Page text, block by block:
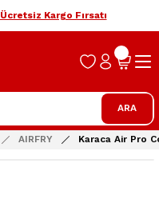
Ücretsiz Kargo Fırsatı
ARA
AIRFRY Karaca Air Pro